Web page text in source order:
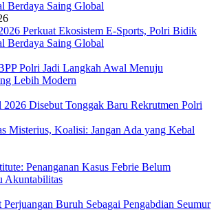
Perkuat Ekosistem E-Sports, Polri Bidik
Berdaya Saing Global
Polri Jadi Langkah Awal Menuju
Lebih Modern
2026 Disebut Tonggak Baru Rekrutmen Polri
Misterius, Koalisi: Jangan Ada yang Kebal
Penanganan Kasus Febrie Belum
Akuntabilitas
Buruh Sebagai Pengabdian Seumur